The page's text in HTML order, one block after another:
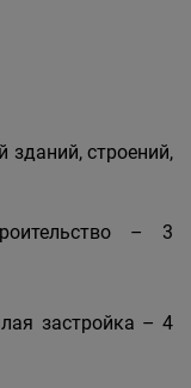
зданий, строений,
– 3
застройка – 4